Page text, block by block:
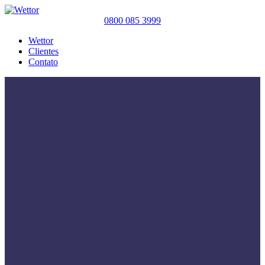
0800 085 3999
Wettor
Clientes
Contato